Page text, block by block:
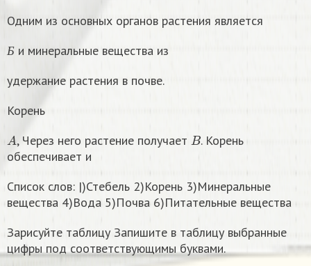
Одним из основных органов растения является
Б
Б и минеральные вещества из
удержание растения в почве.
Корень
A, Через него растение получаетB. Корень
обеспечивает и
Список слов: |)Стебель 2)Корень 3)Минеральные
вещества 4)Вода 5)Почва 6)Питательные вещества
Зарисуйте таблицу Запишите в таблицу выбранные
цифры под соответствующимы буквами.